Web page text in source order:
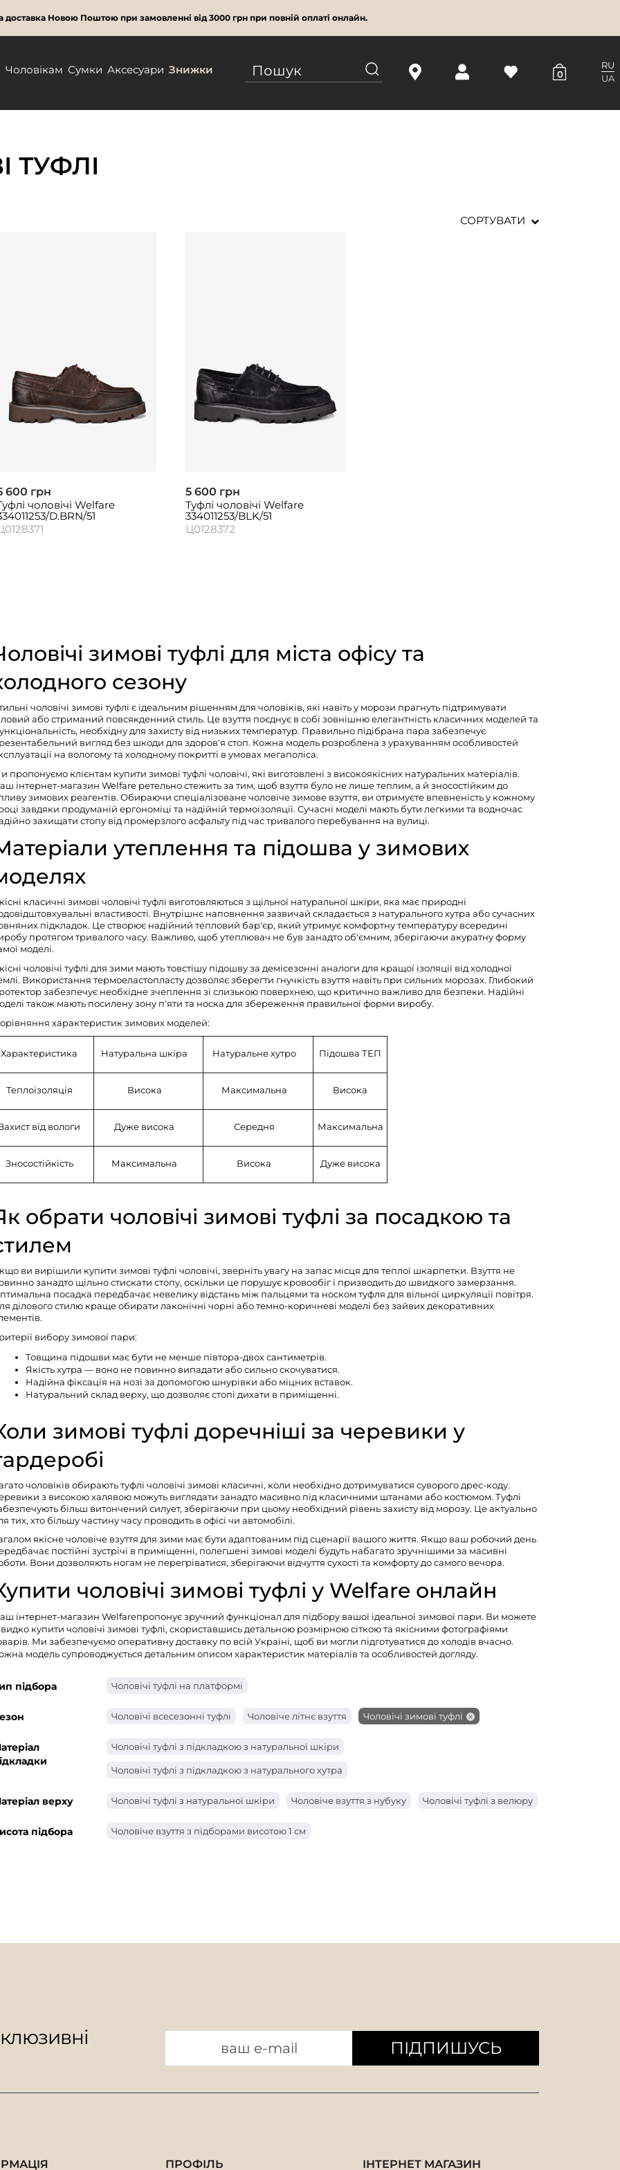
доставка Новою Поштою при замовленні від 3000 грн при повній оплаті онлайн.
Чоловікам Сумки Аксесуари Знижки 0
RU
UA
ТУФЛІ
СОРТУВАТИ
600 грн
чоловічі Welfare
D.BRN/51
5 600 грн
Туфлі чоловічі Welfare
334011253/BLK/51
Ц0128372
зимові туфлі для міста офісу та
сезону
чоловічі зимові туфлі є ідеальним рішенням для чоловіків, які навіть у морози прагнуть підтримувати
або стриманий повсякденний стиль. Це взуття поєднує в собі зовнішню елегантність класичних моделей та
необхідну для захисту від низьких температур. Правильно підібрана пара забезпечує
вигляд без шкоди для здоров'я стоп. Кожна модель розроблена з урахуванням особливостей
на вологому та холодному покритті в умовах мегаполіса.
пропонуємо клієнтам купити зимові туфлі чоловічі, які виготовлені з високоякісних натуральних матеріалів.
інтернет-магазин Welfare ретельно стежить за тим, щоб взуття було не лише теплим, а й зносостійким до
зимових реагентів. Обираючи спеціалізованечоловіче зимове взуття, ви отримуєте впевненість у кожному
завдяки продуманій ергономіці та надійній термоізоляції. Сучасні моделі мають бути легкими та водночас
захищати стопу від промерзлого асфальту під час тривалого перебування на вулиці.
утеплення та підошва у зимових
класичні зимові чоловічі туфлі виготовляються з щільної натуральної шкіри, яка має природні
властивості. Внутрішнє наповнення зазвичай складається з натурального хутра або сучасних
підкладок. Це створює надійний тепловий бар'єр, який утримує комфортну температуру всередині
протягом тривалого часу. Важливо, щоб утеплювач не був занадто об'ємним, зберігаючи акуратну форму
моделі.
чоловічі туфлі для зими мають товстішу підошву за демісезонні аналоги для кращої ізоляції від холодної
Використання термоеластопласту дозволяє зберегти гнучкість взуття навіть при сильних морозах. Глибокий
забезпечує необхідне зчеплення зі слизькою поверхнею, що критично важливо для безпеки. Надійні
також мають посилену зону п'яти та носка для збереження правильної форми виробу.
характеристик зимових моделей:
Характеристика Натуральна шкіра Натуральне хутро Підошва ТЕП
Теплоізоляція Висока Максимальна Висока
від вологи Дуже висока Середня Максимальна
Зносостійкість Максимальна Висока Дуже висока
обрати чоловічі зимові туфлі за посадкою та
ви вирішили купити зимові туфлі чоловічі, зверніть увагу на запас місця для теплої шкарпетки. Взуття не
занадто щільно стискати стопу, оскільки це порушує кровообіг і призводить до швидкого замерзання.
посадка передбачає невелику відстань між пальцями та носком туфля для вільної циркуляції повітря.
ділового стилю краще обирати лаконічні чорні або темно-коричневі моделі без зайвих декоративних
вибору зимової пари:
Товщина підошви має бути не менше півтора-двох сантиметрів.
Якість хутра — воно не повинно випадати або сильно скочуватися.
Надійна фіксація на нозі за допомогою шнурівки або міцних вставок.
Натуральний склад верху, що дозволяє стопі дихати в приміщенні.
зимові туфлі доречніші за черевики у
чоловіків обирають туфлі чоловічі зимові класичні, коли необхідно дотримуватися суворого дрес-коду.
з високою халявою можуть виглядати занадто масивно під класичними штанами або костюмом. Туфлі
більш витончений силует, зберігаючи при цьому необхідний рівень захисту від морозу. Це актуально
тих, хто більшу частину часу проводить в офісі чи автомобілі.
якіснечоловіче взуття для зими має бути адаптованим під сценарії вашого життя. Якщо ваш робочий день
постійні зустрічі в приміщенні, полегшені зимові моделі будуть набагато зручнішими за масивні
Вони дозволяють ногам не перегріватися, зберігаючи відчуття сухості та комфорту до самого вечора.
чоловічі зимові туфлі у Welfare онлайн
інтернет-магазин Welfareпропонує зручний функціонал для підбору вашої ідеальної зимової пари. Ви можете
купити чоловічі зимові туфлі, скориставшись детальною розмірною сіткою та якісними фотографіями
Ми забезпечуємо оперативну доставку по всій Україні, щоб ви могли підготуватися до холодів вчасно.
модель супроводжується детальним описом характеристик матеріалів та особливостей догляду.
підбора Чоловічі туфлі на платформі
Чоловічі всесезонні туфлі Чоловіче літнє взуття Чоловічі зимові туфлі
Чоловічі туфлі з підкладкою з натуральної шкіри
Чоловічі туфлі з підкладкою з натурального хутра
верху Чоловічі туфлі з натуральної шкіри Чоловіче взуття з нубуку Чоловічі туфлі з велюру
підбора Чоловіче взуття з підборами висотою 1 см
ПІДПИШУСЬ
ПРОФІЛЬ ІНТЕРНЕТ МАГАЗИН